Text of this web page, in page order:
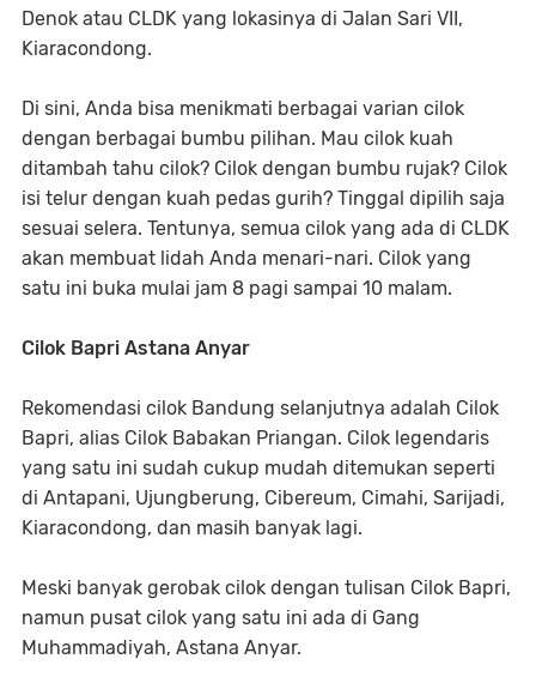
Denok atau CLDK yang lokasinya di Jalan Sari VII,
Kiaracondong.
Di sini, Anda bisa menikmati berbagai varian cilok
dengan berbagai bumbu pilihan. Mau cilok kuah
ditambah tahu cilok? Cilok dengan bumbu rujak? Cilok
isi telur dengan kuah pedas gurih? Tinggal dipilih saja
sesuai selera. Tentunya, semua cilok yang ada di CLDK
akan membuat lidah Anda menari-nari. Cilok yang
satu ini buka mulai jam 8 pagi sampai 10 malam.
Cilok Bapri Astana Anyar
Rekomendasi cilok Bandung selanjutnya adalah Cilok
Bapri, alias Cilok Babakan Priangan. Cilok legendaris
yang satu ini sudah cukup mudah ditemukan seperti
di Antapani, Ujungberung, Cibereum, Cimahi, Sarijadi,
Kiaracondong, dan masih banyak lagi.
Meski banyak gerobak cilok dengan tulisan Cilok Bapri,
namun pusat cilok yang satu ini ada di Gang
Muhammadiyah, Astana Anyar.